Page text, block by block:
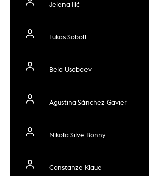
Jelena Ilić
Lukas Soboll
Bela Usabaev
Agustina Sánchez Gavier
Nikola Silve Bonny
Constanze Klaue